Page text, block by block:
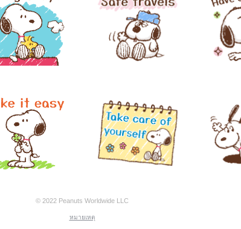
© 2022 Peanuts Worldwide LLC
หมายเหตุ